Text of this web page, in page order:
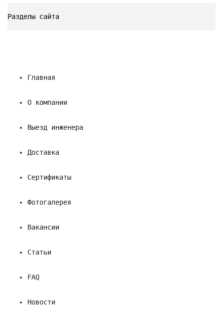
Разделы сайта
Главная
О компании
Выезд инженера
Доставка
Сертификаты
Фотогалерея
Вакансии
Статьи
FAQ
Новости